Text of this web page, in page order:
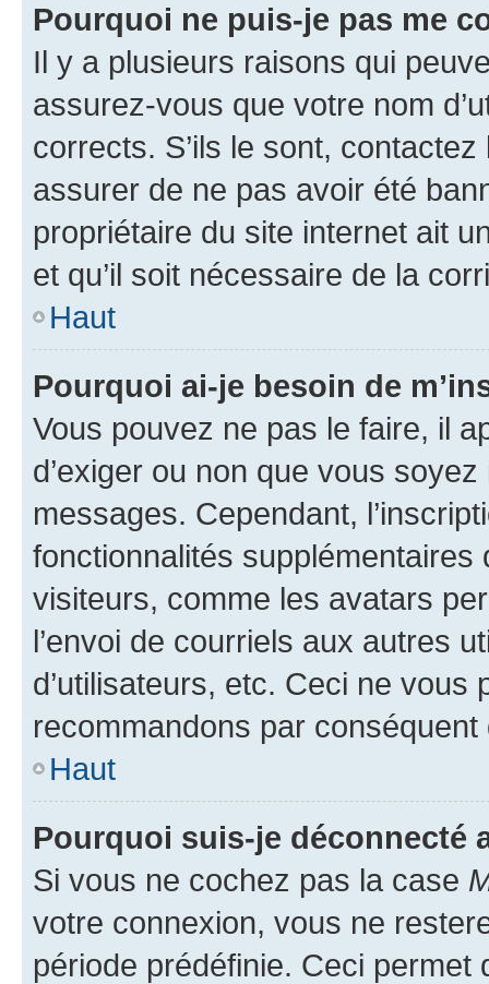
Pourquoi ne puis-je pas me
Il y a plusieurs raisons qui
assurez-vous que votre nom
corrects. S’ils le sont,
assurer de ne pas avoir été
propriétaire du site internet ait
et qu’il soit nécessaire de la
Haut
Pourquoi ai-je besoin de
Vous pouvez ne pas le faire, il
d’exiger ou non que vous
messages. Cependant,
fonctionnalités
visiteurs, comme les avatars
l’envoi de courriels aux autres
d’utilisateurs, etc. Ceci ne vous
recommandons par conséquent
Haut
Pourquoi suis-je déconnecté
Si vous ne cochez pas la case
votre connexion, vous ne
période prédéfinie. Ceci permet